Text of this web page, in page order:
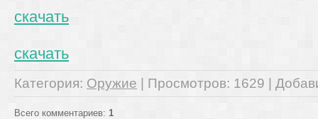
скачать
скачать
Категория: Оружие Просмотров: 1629 |
Всего комментариев: 1